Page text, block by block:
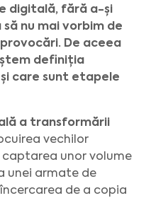
digitală, fără a-și
nu mai vorbim de
De aceea
definiția
care sunt etapele
a transformării
vechilor
unor volume
unei armate de
de a copia